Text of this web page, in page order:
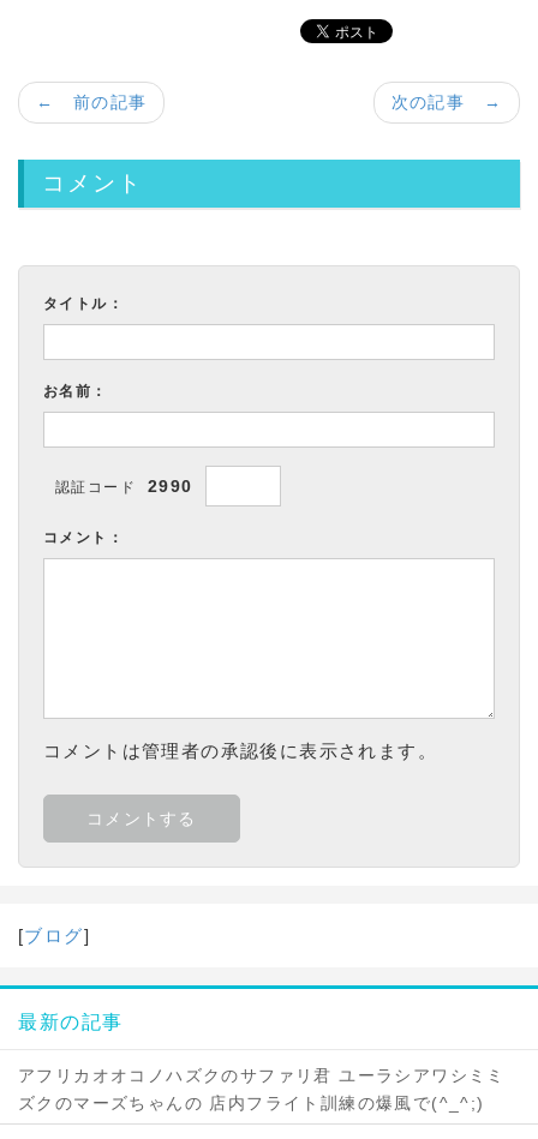
次の記事 →
← 前の記事
コメント
タイトル：
お名前：
認証コード 2990
コメント：
コメントは管理者の承認後に表示されます。
[ブログ]
最新の記事
アフリカオオコノハズクのサファリ君 ユーラシアワシミミ
ズクのマーズちゃんの 店内フライト訓練の爆風で(^_^;)